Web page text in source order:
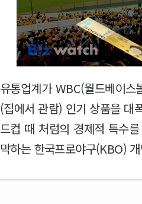
유통업계가 WBC(월드베이
(집에서 관람) 인기 상품을 대
드컵 때 처럼의 경제적 특수
막하는 한국프로야구(KBO)